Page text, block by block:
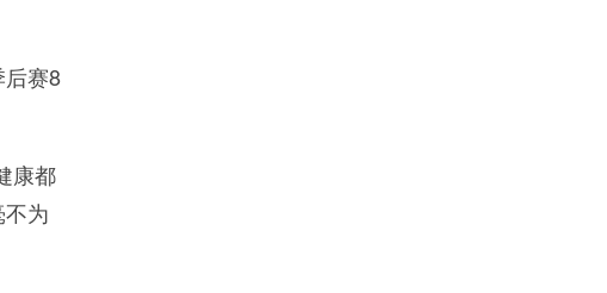
后赛8
康都
为